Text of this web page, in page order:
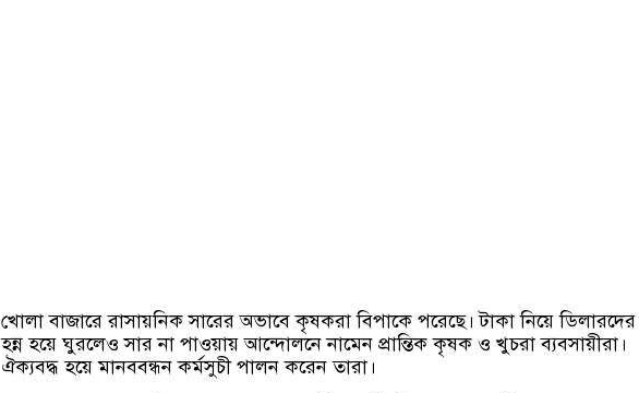
খোলা বাজারে রাসায়নিক সারের অভাবে কৃষকরা বিপাকে পরেছে। টাকা নিয়ে
হন্ন হয়ে ঘুরলেও সার না পাওয়ায় আন্দোলনে নামেন প্রান্তিক কৃষক ও খুচরা ব্যবসায়ীরা।
ঐক্যবদ্ধ হয়ে মানববন্ধন কর্মসুচী পালন করেন তারা।